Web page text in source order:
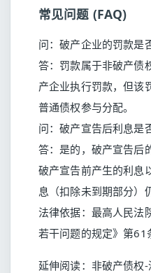
常见问题 (FAQ)
问：破产企业的罚款是
答：罚款属于非破产债
产企业执行罚款，但该
普通债权参与分配。
问：破产宣告后利息是
答：是的，破产宣告后
破产宣告前产生的利息
息（扣除未到期部分）
法律依据：最高人民法
若干问题的规定》第61
延伸阅读： 非破产债权